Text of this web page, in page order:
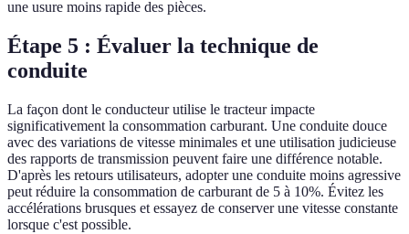
une usure moins rapide des pièces.
Étape 5 : Évaluer la technique de
conduite
La façon dont le conducteur utilise le tracteur impacte
significativement la consommation carburant. Une conduite douce
avec des variations de vitesse minimales et une utilisation judicieuse
des rapports de transmission peuvent faire une différence notable.
D'après les retours utilisateurs, adopter une conduite moins agressive
peut réduire la consommation de carburant de 5 à 10%. Évitez les
accélérations brusques et essayez de conserver une vitesse constante
lorsque c'est possible.